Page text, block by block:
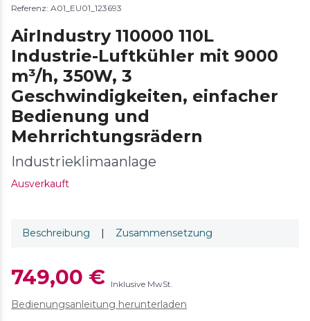
Referenz: A01_EU01_123693
AirIndustry 110000 110L
Industrie-Luftkühler mit 9000
m³/h, 350W, 3
Geschwindigkeiten, einfacher
Bedienung und
Mehrrichtungsrädern
Industrieklimaanlage
Ausverkauft
Beschreibung | Zusammensetzung
749,00 € Inklusive MwSt.
Bedienungsanleitung herunterladen